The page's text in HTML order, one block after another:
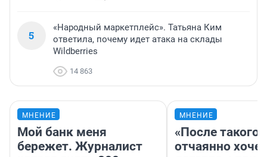
5
«Народный маркетплейс». Татьяна Ким
ответила, почему идет атака на склады
Wildberries
14 863
МНЕНИЕ
Мой банк меня
бережет. Журналист
МНЕНИЕ
«После такого
отчаянно